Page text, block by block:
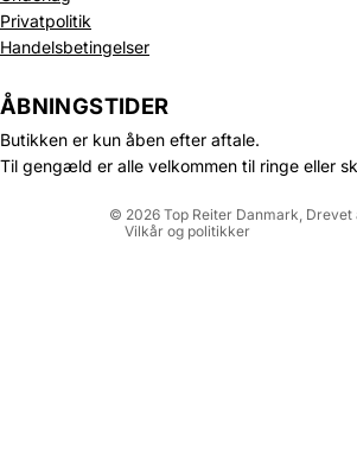
Privatpolitik
Handelsbetingelser
ÅBNINGSTIDER
Butikken er kun åben efter aftale.
Til gengæld er alle velkommen til ringe eller
© 2026 Top Reiter Danmark ,
Vilkår og politikker
Politik om beskyttelse af persondata
Refusionspolitik
Leveringspolitik
Kontaktinformation